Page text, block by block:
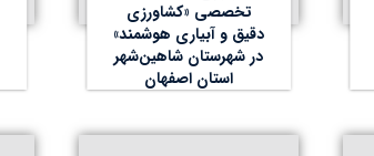
تخصصی «کشاورزی
دقیق و آبیاری هوشمند»
در شهرستان شاهین‌شهر
استان اصفهان